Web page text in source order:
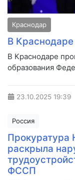
Краснодар
В
В Краснодаре
образования
23.10.2025 19:39
Россия
Прокуратура
раскрыла
ФССП